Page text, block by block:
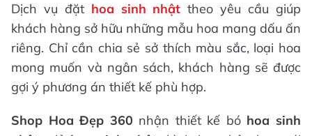
Dịch vụ đặt hoa sinh nhật theo yêu cầu giúp
khách hàng sở hữu những mẫu hoa mang dấu ấn
riêng. Chỉ cần chia sẻ sở thích màu sắc, loại hoa
mong muốn và ngân sách, khách hàng sẽ được
gợi ý phương án thiết kế phù hợp.
Shop Hoa Đẹp 360 nhận thiết kế bó hoa sinh